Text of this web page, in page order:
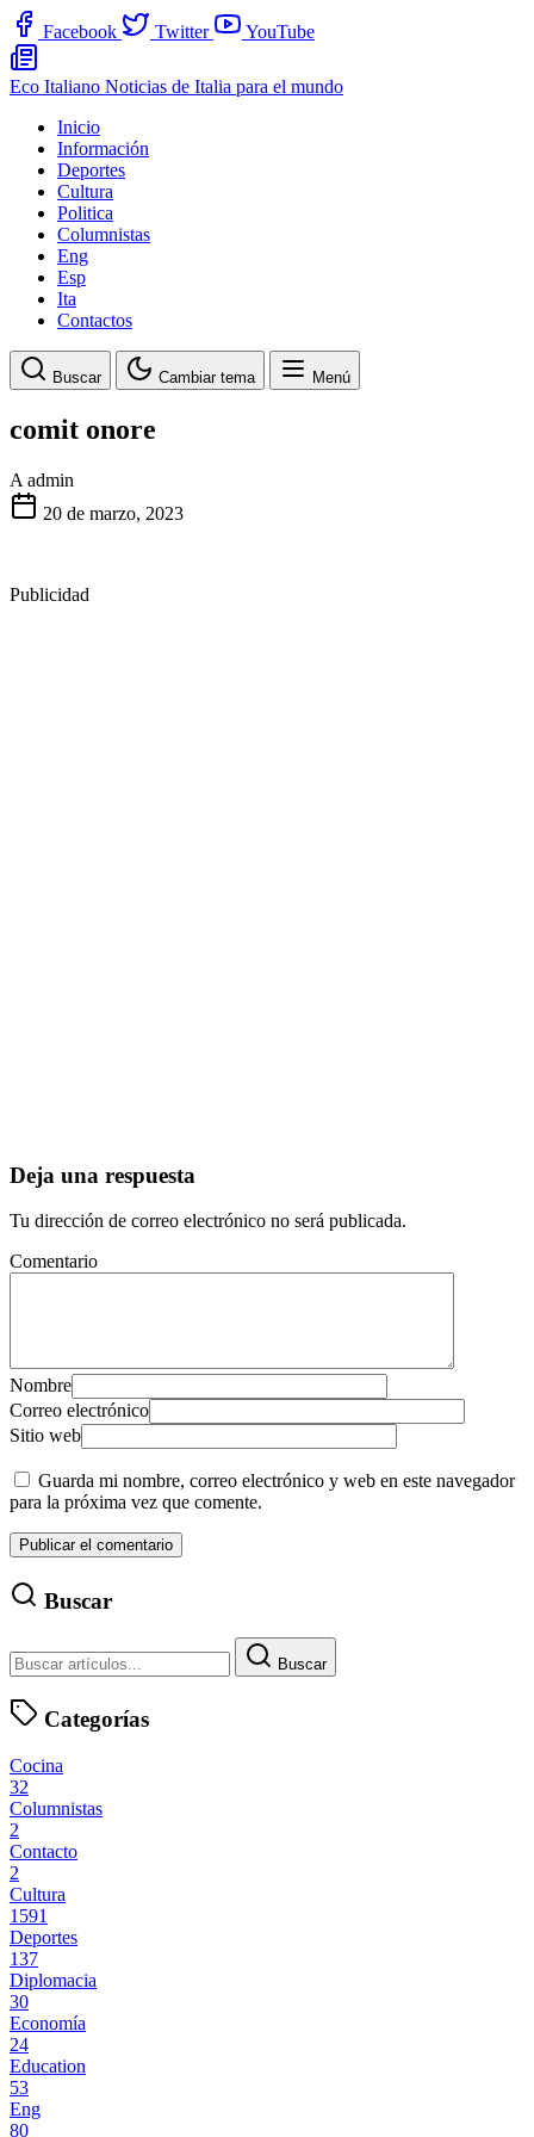
Facebook Twitter YouTube
Eco Italiano Noticias de Italia para el mundo
Inicio
Información
Deportes
Cultura
Politica
Columnistas
Eng
Esp
Ita
Contactos
Buscar Cambiar tema Menú
comit onore
A admin
20 de marzo, 2023
Publicidad
Deja una respuesta
Tu dirección de correo electrónico no será publicada.
Comentario
Nombre
Correo electrónico
Sitio web
Guarda mi nombre, correo electrónico y web en este navegador
para la próxima vez que comente.
Buscar
Buscar
Categorías
Cocina
32
Columnistas
2
Contacto
2
Cultura
1591
Deportes
137
Diplomacia
30
Economía
24
Education
53
Eng
80